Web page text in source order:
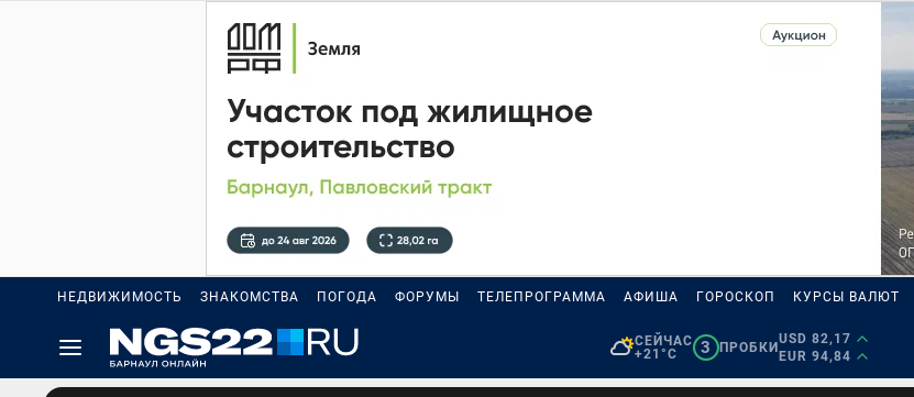
НЕДВИЖИМОСТЬ ЗНАКОМСТВА ПОГОДА ФОРУМЫ ТЕЛЕПРОГРАММА АФИША ГОРОСКОП КУРСЫ ВАЛЮТ
СЕЙЧАС
+21°C
3 ПРОБКИ
USD 82,17
EUR 94,84